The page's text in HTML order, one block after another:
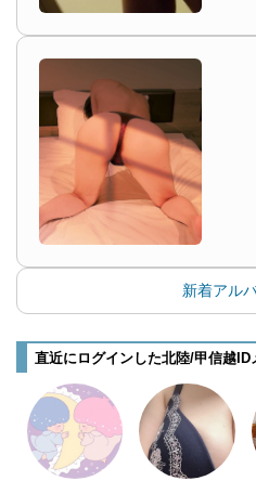
新着アル
直近にログインした北陸/甲信越ID